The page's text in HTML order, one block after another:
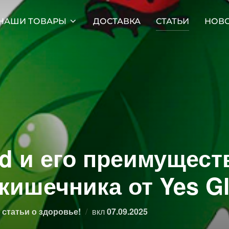
ТОВАРЫ ДОСТАВКА СТАТЬИ
и его
от Yes
о здоровье! вклОпубликовано
07.09.2025